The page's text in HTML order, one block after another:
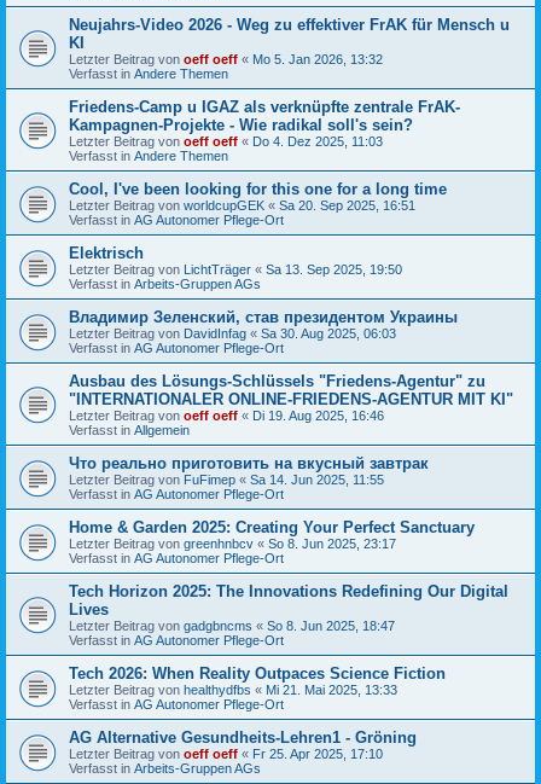
Neujahrs-Video 2026 - Weg zu effektiver FrAK für Mensch u
KI
Letzter Beitrag von oeff oeff « Mo 5. Jan 2026, 13:32
Verfasst in Andere Themen
Friedens-Camp u IGAZ als verknüpfte zentrale FrAK-
Kampagnen-Projekte - Wie radikal soll's sein?
Letzter Beitrag von oeff oeff « Do 4. Dez 2025, 11:03
Verfasst in Andere Themen
Cool, I've been looking for this one for a long time
Letzter Beitrag von worldcupGEK « Sa 20. Sep 2025, 16:51
Verfasst in AG Autonomer Pflege-Ort
Elektrisch
Letzter Beitrag von LichtTräger « Sa 13. Sep 2025, 19:50
Verfasst in Arbeits-Gruppen AGs
Владимир Зеленский, став президентом Украины
Letzter Beitrag von DavidInfag « Sa 30. Aug 2025, 06:03
Verfasst in AG Autonomer Pflege-Ort
Ausbau des Lösungs-Schlüssels "Friedens-Agentur" zu
"INTERNATIONALER ONLINE-FRIEDENS-AGENTUR MIT KI"
Letzter Beitrag von oeff oeff « Di 19. Aug 2025, 16:46
Verfasst in Allgemein
Что реально приготовить на вкусный завтрак
Letzter Beitrag von FuFimep « Sa 14. Jun 2025, 11:55
Verfasst in AG Autonomer Pflege-Ort
Home & Garden 2025: Creating Your Perfect Sanctuary
Letzter Beitrag von greenhnbcv « So 8. Jun 2025, 23:17
Verfasst in AG Autonomer Pflege-Ort
Tech Horizon 2025: The Innovations Redefining Our Digital
Lives
Letzter Beitrag von gadgbncms « So 8. Jun 2025, 18:47
Verfasst in AG Autonomer Pflege-Ort
Tech 2026: When Reality Outpaces Science Fiction
Letzter Beitrag von healthydfbs « Mi 21. Mai 2025, 13:33
Verfasst in AG Autonomer Pflege-Ort
AG Alternative Gesundheits-Lehren1 - Gröning
Letzter Beitrag von oeff oeff « Fr 25. Apr 2025, 17:10
Verfasst in Arbeits-Gruppen AGs